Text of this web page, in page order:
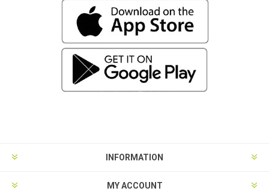
INFORMATION
MY ACCOUNT